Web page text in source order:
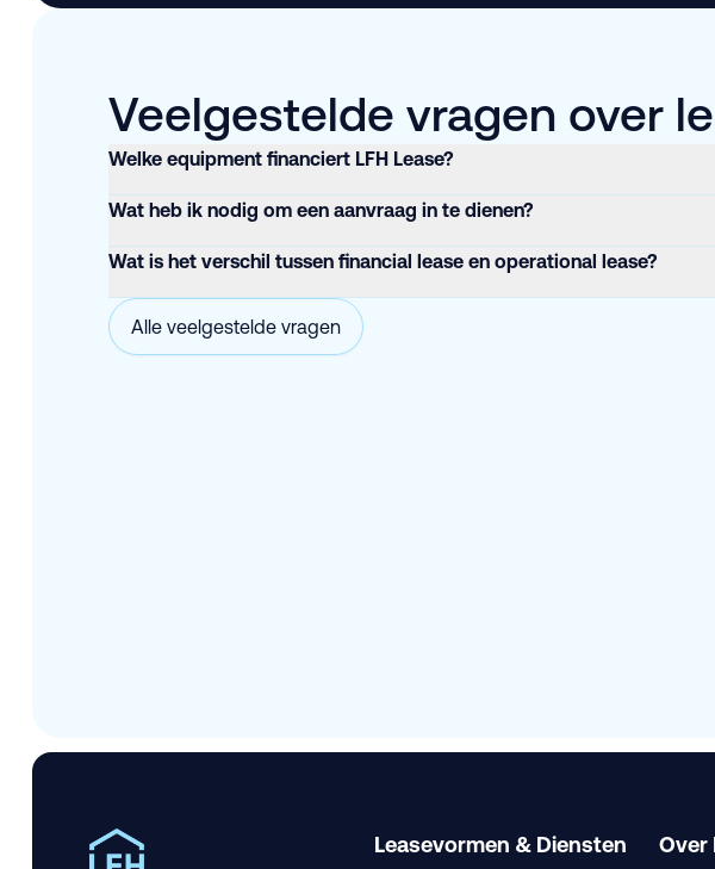
Veelgestelde vragen over
Welke equipment financiert LFH Lease?
Wat heb ik nodig om een aanvraag in te dienen?
Wat is het verschil tussen financial lease en operational lease?
Alle veelgestelde vragen
Leasevormen & Diensten Over